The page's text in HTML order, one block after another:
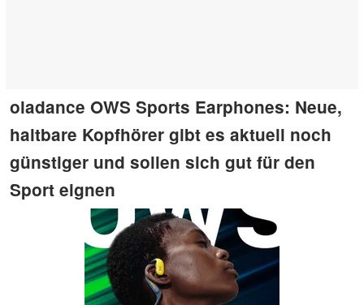
oladance OWS Sports Earphones: Neue,
haltbare Kopfhörer gibt es aktuell noch
günstiger und sollen sich gut für den
Sport eignen